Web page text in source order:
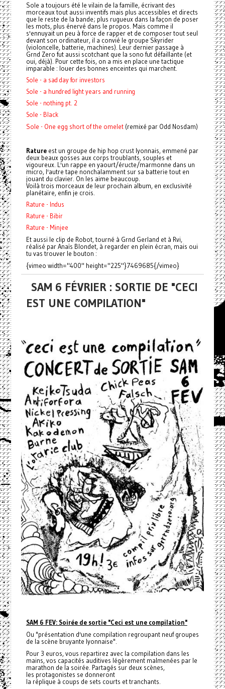
Sole a toujours été le vilain de la famille, écrivant des
morceaux tout aussi inventifs mais plus accessibles et directs
que le reste de la bande; plus rugueux dans la façon de poser
les mots, plus énervé dans le propos. Mais comme il
s'ennuyait un peu à force de rapper et de composer tout seul
devant son ordinateur, il a convié le groupe Skyrider
(violoncelle, batterie, machines). Leur dernier passage à
Grnd Zero fut aussi scotchant que la sono fut défaillante (et
oui, déjà). Pour cette fois, on a mis en place une tactique
imparable : louer des bonnes enceintes qui marchent.
Sole - a sad day for investors
Sole - a hundred light years and running
Sole - nothing pt. 2
Sole - Black
Sole - One egg short of the omelet(remixé par Odd Nosdam)
Ratureest un groupe de hip hop crust lyonnais, emmené par
deux beaux gosses aux corps troublants, souples et
vigoureux. L'un rappe en yaourt/éructe/marmonne dans un
micro, l'autre tape nonchalamment sur sa batterie tout en
jouant du clavier. On les aime beaucoup.
Voilà trois morceaux de leur prochain album, en exclusivité
planétaire, enfin je crois.
Rature - Indus
Rature - Bibir
Rature - Minjee
Et aussi le clip de Robot, tourné à Grnd Gerland et à Rvi,
réalisé par Anaïs Blondet, à regarder en plein écran, mais oui
tu vas trouver le bouton :
{vimeo width="400" height="225"}7469685{/vimeo}
SAM 6 FÉVRIER : SORTIE DE "CECI
EST UNE COMPILATION"
SAM 6 FEV: Soirée de sortie "Ceci est une compilation"
Ou "présentation d'une compilation regroupant neuf groupes
de la scène bruyante lyonnaise".
Pour 3 euros, vous repartirez avec la compilation dans les
mains, vos capacités auditives légèrement malmenées par le
marathon de la soirée. Partagés sur deux scènes,
les protagonistes se donneront
la réplique à coups de sets courts et tranchants.